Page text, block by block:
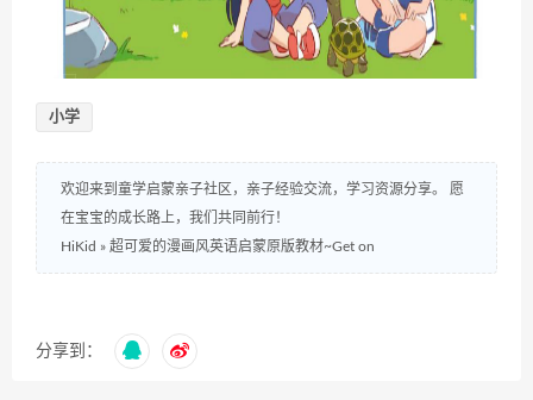
小学
欢迎来到童学启蒙亲子社区，亲子经验交流，学习资源分享。 愿
在宝宝的成长路上，我们共同前行！
HiKid » 超可爱的漫画风英语启蒙原版教材~Get on
分享到：